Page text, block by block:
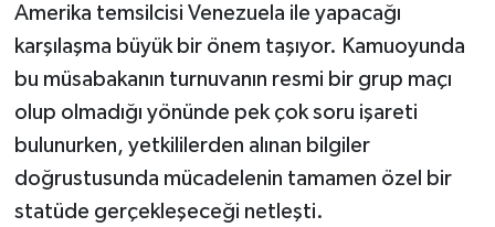
Amerika temsilcisi Venezuela ile yapacağı
karşılaşma büyük bir önem taşıyor. Kamuoyunda
bu müsabakanın turnuvanın resmi bir grup maçı
olup olmadığı yönünde pek çok soru işareti
bulunurken, yetkililerden alınan bilgiler
doğrustusunda mücadelenin tamamen özel bir
statüde gerçekleşeceği netleşti.